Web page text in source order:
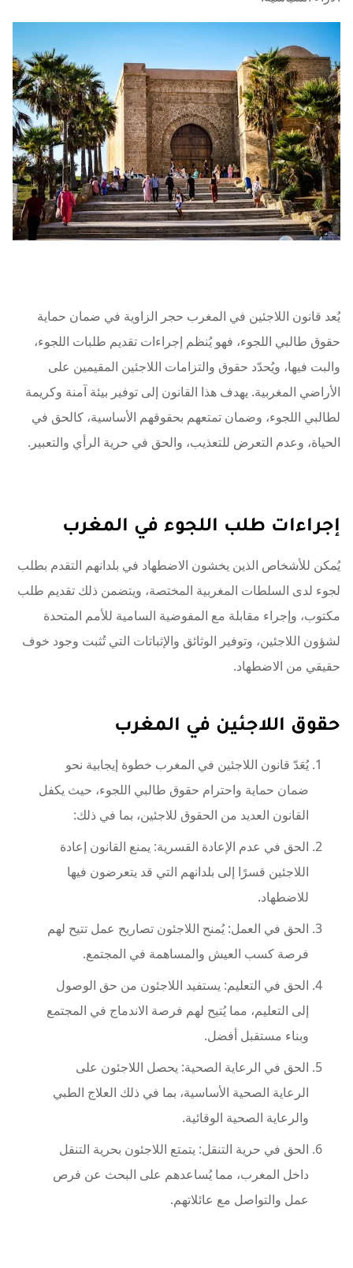
يُعد قانون اللاجئين في المغرب حجر الزاوية في ضمان حماية
حقوق طالبي اللجوء، فهو يُنظم إجراءات تقديم طلبات اللجوء،
والبت فيها، ويُحدّد حقوق والتزامات اللاجئين المقيمين على
الأراضي المغربية. يهدف هذا القانون إلى توفير بيئة آمنة وكريمة
لطالبي اللجوء، وضمان تمتعهم بحقوقهم الأساسية، كالحق في
الحياة، وعدم التعرض للتعذيب، والحق في حرية الرأي والتعبير.
إجراءات طلب اللجوء في المغرب
يُمكن للأشخاص الذين يخشون الاضطهاد في بلدانهم التقدم بطلب
لجوء لدى السلطات المغربية المختصة، ويتضمن ذلك تقديم طلب
مكتوب، وإجراء مقابلة مع المفوضية السامية للأمم المتحدة
لشؤون اللاجئين، وتوفير الوثائق والإثباتات التي تُثبت وجود خوف
حقيقي من الاضطهاد.
حقوق اللاجئين في المغرب
يُعَدّ قانون اللاجئين في المغرب خطوة إيجابية نحو
ضمان حماية واحترام حقوق طالبي اللجوء، حيث يكفل
القانون العديد من الحقوق للاجئين، بما في ذلك:
الحق في عدم الإعادة القسرية: يمنع القانون إعادة
اللاجئين قسرًا إلى بلدانهم التي قد يتعرضون فيها
للاضطهاد.
الحق في العمل: يُمنح اللاجئون تصاريح عمل تتيح لهم
فرصة كسب العيش والمساهمة في المجتمع.
الحق في التعليم: يستفيد اللاجئون من حق الوصول
إلى التعليم، مما يُتيح لهم فرصة الاندماج في المجتمع
وبناء مستقبل أفضل.
الحق في الرعاية الصحية: يحصل اللاجئون على
الرعاية الصحية الأساسية، بما في ذلك العلاج الطبي
والرعاية الصحية الوقائية.
الحق في حرية التنقل: يتمتع اللاجئون بحرية التنقل
داخل المغرب، مما يُساعدهم على البحث عن فرص
عمل والتواصل مع عائلاتهم.